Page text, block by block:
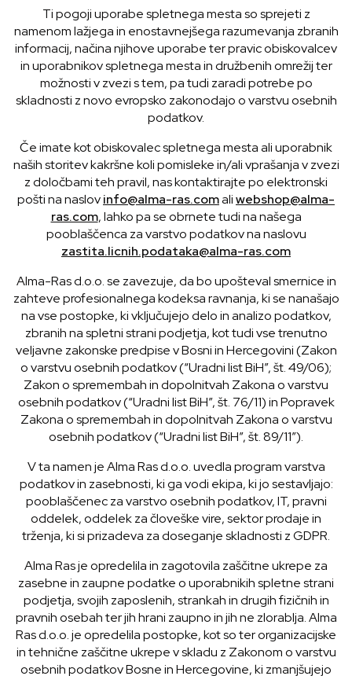
Ti pogoji uporabe spletnega mesta so sprejeti z
namenom lažjega in enostavnejšega razumevanja zbranih
informacij, načina njihove uporabe ter pravic obiskovalcev
in uporabnikov spletnega mesta in družbenih omrežij ter
možnosti v zvezi s tem, pa tudi zaradi potrebe po
skladnosti z novo evropsko zakonodajo o varstvu osebnih
podatkov.
Če imate kot obiskovalec spletnega mesta ali uporabnik
naših storitev kakršne koli pomisleke in/ali vprašanja v zvezi
z določbami teh pravil, nas kontaktirajte po elektronski
pošti na naslovinfo@alma-ras.comaliwebshop@alma-
ras.com, lahko pa se obrnete tudi na našega
pooblaščenca za varstvo podatkov na naslovu
zastita.licnih.podataka@alma-ras.com
Alma-Ras d.o.o. se zavezuje, da bo upošteval smernice in
zahteve profesionalnega kodeksa ravnanja, ki se nanašajo
na vse postopke, ki vključujejo delo in analizo podatkov,
zbranih na spletni strani podjetja, kot tudi vse trenutno
veljavne zakonske predpise v Bosni in Hercegovini (Zakon
o varstvu osebnih podatkov (“Uradni list BiH”, št. 49/06);
Zakon o spremembah in dopolnitvah Zakona o varstvu
osebnih podatkov (“Uradni list BiH”, št. 76/11) in Popravek
Zakona o spremembah in dopolnitvah Zakona o varstvu
osebnih podatkov (“Uradni list BiH”, št. 89/11″).
V ta namen je Alma Ras d.o.o. uvedla program varstva
podatkov in zasebnosti, ki ga vodi ekipa, ki jo sestavljajo:
pooblaščenec za varstvo osebnih podatkov, IT, pravni
oddelek, oddelek za človeške vire, sektor prodaje in
trženja, ki si prizadeva za doseganje skladnosti z GDPR.
Alma Ras je opredelila in zagotovila zaščitne ukrepe za
zasebne in zaupne podatke o uporabnikih spletne strani
podjetja, svojih zaposlenih, strankah in drugih fizičnih in
pravnih osebah ter jih hrani zaupno in jih ne zlorablja. Alma
Ras d.o.o. je opredelila postopke, kot so ter organizacijske
in tehnične zaščitne ukrepe v skladu z Zakonom o varstvu
osebnih podatkov Bosne in Hercegovine, ki zmanjšujejo